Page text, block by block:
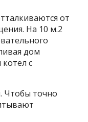
от
На 10 м.2
дом
с
Чтобы точно